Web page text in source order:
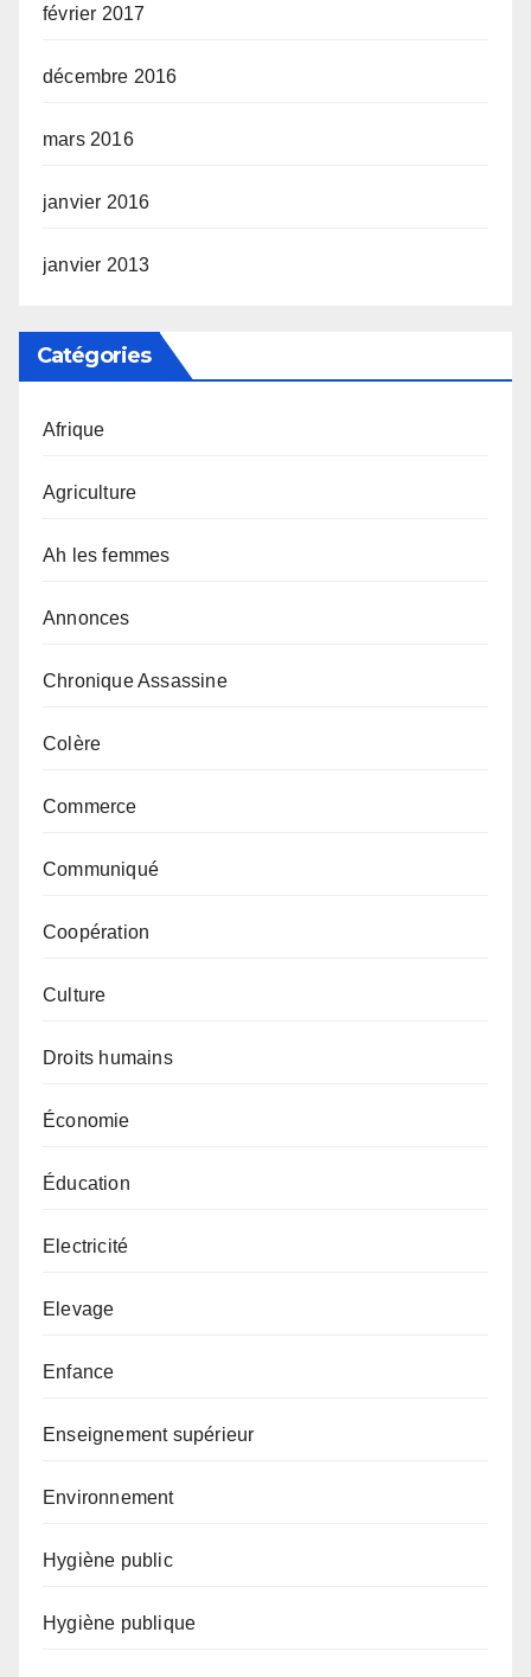
février 2017
décembre 2016
mars 2016
janvier 2016
janvier 2013
Catégories
Afrique
Agriculture
Ah les femmes
Annonces
Chronique Assassine
Colère
Commerce
Communiqué
Coopération
Culture
Droits humains
Économie
Éducation
Electricité
Elevage
Enfance
Enseignement supérieur
Environnement
Hygiène public
Hygiène publique